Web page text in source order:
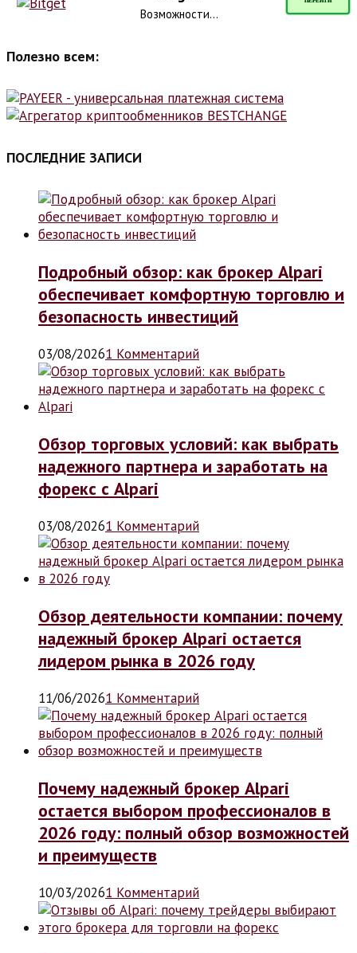
Возможности...
Полезно всем:
ПОСЛЕДНИЕ ЗАПИСИ
Подробный обзор: как брокер Alpari
обеспечивает комфортную торговлю и
безопасность инвестиций
03/08/20261 Комментарий
Обзор торговых условий: как выбрать
надежного партнера и заработать на
форекс с Alpari
03/08/20261 Комментарий
Обзор деятельности компании: почему
надежный брокер Alpari остается
лидером рынка в 2026 году
11/06/20261 Комментарий
Почему надежный брокер Alpari
остается выбором профессионалов в
2026 году: полный обзор возможностей
и преимуществ
10/03/20261 Комментарий